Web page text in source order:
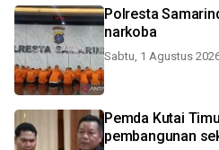
Polresta
narkoba
Sabtu, 1 Agustus
Pemda Kutai
pembangunan